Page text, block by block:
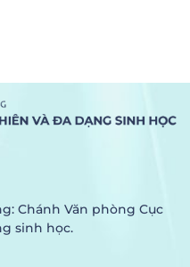
Chánh Văn phòng Cục
sinh học.